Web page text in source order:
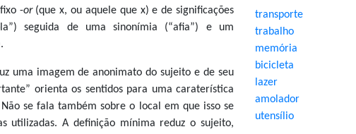
-or (que x, ou aquele que x) e de significações
seguida de uma sinonímia (“afia”) e um
uma imagem de anonimato do sujeito e de seu
orienta os sentidos para uma caraterística
se fala também sobre o local em que isso se
utilizadas. A definição mínima reduz o sujeito,
transporte
trabalho
memória
bicicleta
lazer
amolador
utensílio